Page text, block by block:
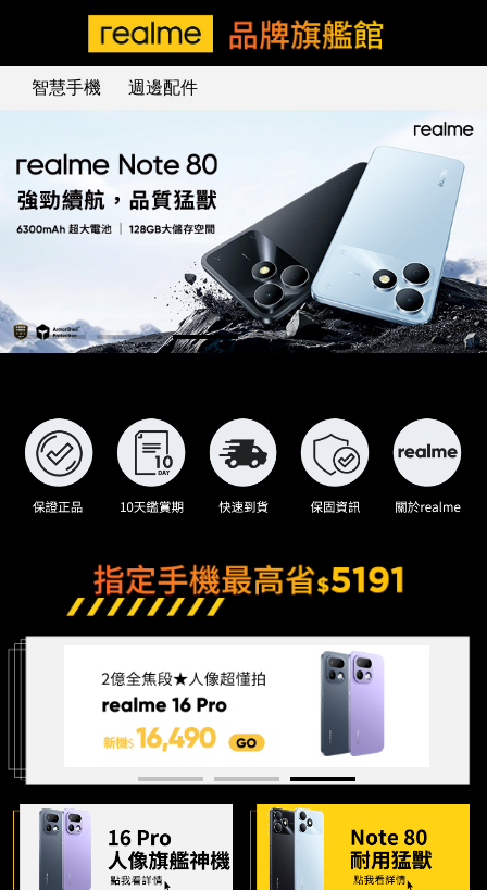
Realme旗艦館 - momo購物網
智慧手機 週邊配件